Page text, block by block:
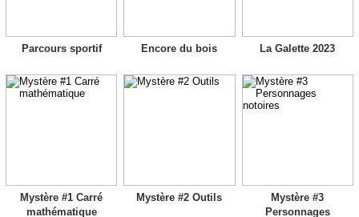
Parcours sportif Encore du bois La Galette 2023
Mystère #1 Carré
mathématique
Mystère #2 Outils
Mystère #3
Personnages